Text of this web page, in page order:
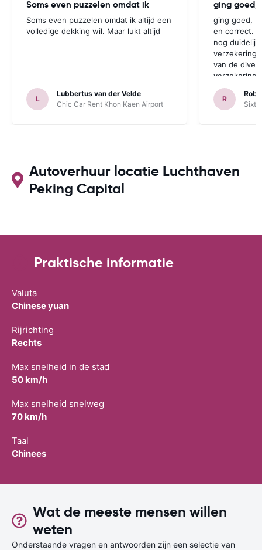
Soms even puzzelen omdat ik
Soms even puzzelen omdat ik altijd een
volledige dekking wil. Maar lukt altijd
L
Lubbertus van der Velde
Chic Car Rent Khon Kaen Airport
ging goed,
en correct.
nog
verzekering
van de
mensen is
R
Sixt
Autoverhuur locatie Luchthaven
Peking Capital
Praktische informatie
Valuta
Chinese yuan
Rijrichting
Rechts
Max snelheid in de stad
50 km/h
Max snelheid snelweg
70 km/h
Taal
Chinees
Wat de meeste mensen willen
weten
Onderstaande vragen en antwoorden zijn een selectie van